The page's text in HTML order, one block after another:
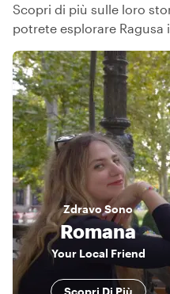
Scopri di più sulle loro
potrete esplorare Ragusa
ZdravoSono
Romana
Your Local Friend
Scopri Di Più